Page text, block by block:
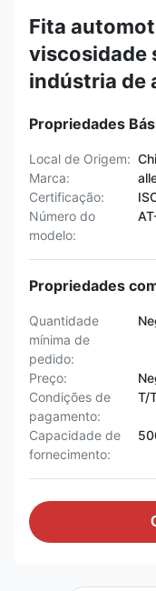
Fita
viscosidade
indústria de
Propriedades
Local de Origem:
Marca:
Certificação:
Número do
modelo:
Propriedades
Quantidade
mínima de
pedido:
Preço:
Condições de
pagamento:
T/
Capacidade de
fornecimento: